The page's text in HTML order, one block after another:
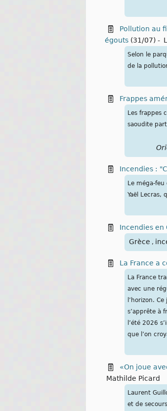
Pollution au
égouts (31/07) -
Selon le
de la
Frappes
Les frappes
saoudite
Incendies :
Le méga-
Yaël Lecras,
Incendies en
Grèce ,
La France a
La France
avec une
l’horizon.
s’apprête à
l’été 2026
que l’on
«On joue
Mathilde Picard
Laurent
et de